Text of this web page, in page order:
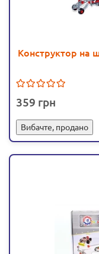
Конструктор на
359
Вибачте, продано